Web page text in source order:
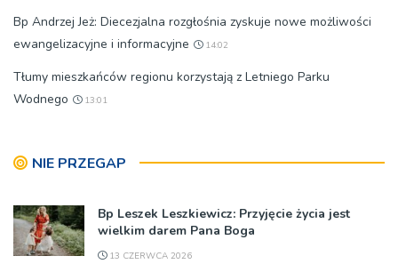
Bp Andrzej Jeż: Diecezjalna rozgłośnia zyskuje nowe możliwości
ewangelizacyjne i informacyjne
14:02
Tłumy mieszkańców regionu korzystają z Letniego Parku
Wodnego
13:01
NIE PRZEGAP
Bp Leszek Leszkiewicz: Przyjęcie życia jest
wielkim darem Pana Boga
13 CZERWCA 2026